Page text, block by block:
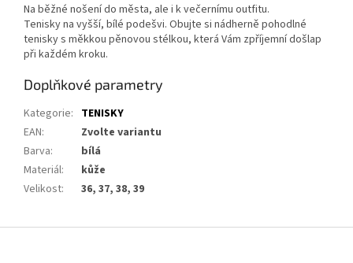
Na běžné nošení do města, ale i k večernímu outfitu.
Tenisky na vyšší, bílé podešvi. Obujte si nádherně pohodlné
tenisky s měkkou pěnovou stélkou, která Vám zpříjemní došlap
při každém kroku.
Doplňkové parametry
Kategorie: TENISKY
EAN:
Zvolte variantu
Barva:
bílá
Materiál:
kůže
Velikost: 36, 37, 38, 39